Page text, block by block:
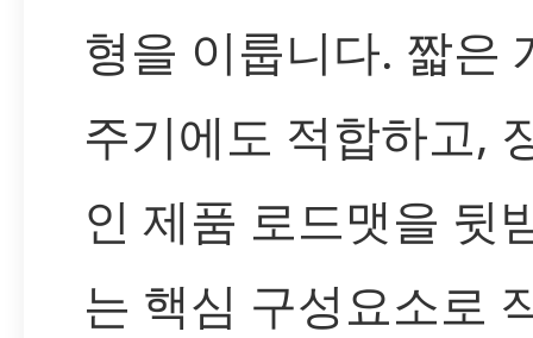
형을 이룹니다. 짧은
주기에도 적합하고,
인 제품 로드맷을 뒷
는 핵심 구성요소로